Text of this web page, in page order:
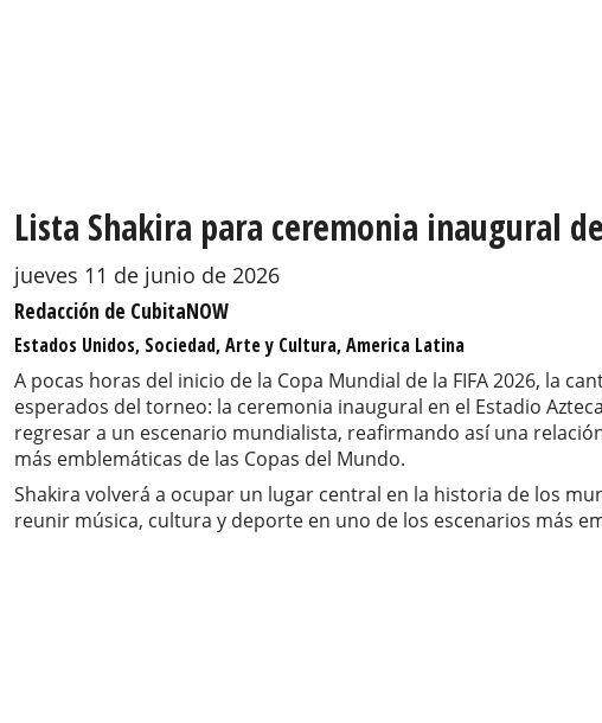
Lista Shakira para ceremonia inaugural
jueves 11 de junio de 2026
Redacción de CubitaNOW
Estados Unidos, Sociedad, Arte y Cultura, America Latina
A pocas horas del inicio de la Copa Mundial de la FIFA 2026, la
esperados del torneo: la ceremonia inaugural en el Estadio
regresar a un escenario mundialista, reafirmando así una
más emblemáticas de las Copas del Mundo.
Shakira volverá a ocupar un lugar central en la historia de los
reunir música, cultura y deporte en uno de los escenarios más